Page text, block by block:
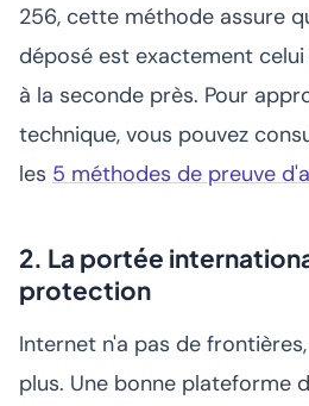
256, cette méthode assure
déposé est exactement
à la seconde près. Pour
technique, vous pouvez
les 5 méthodes de preuve
2. La portée
protection
Internet n'a pas de
plus. Une bonne plateforme